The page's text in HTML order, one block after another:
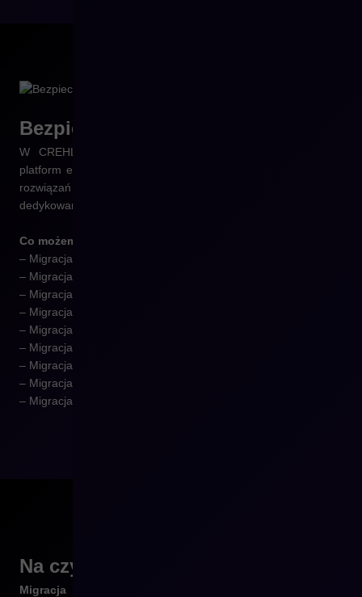
Bezpieczna
W CREHLER specjalizujemy się w migracjach z różnych
platform e-commerce do Shopware – zarówno z popularnych
rozwiązań SaaS, jak i systemów open-source czy platform
dedykowanych.
Co możemy dla Ciebie zrobić:
– Migracja z Magento do Shopware,
– Migracja z Woocommerce do Shopware,
– Migracja z Prestashop do Shopware,
– Migracja z Shoper do Shopware,
– Migracja z IdoSell do Shopware,
– Migracja z Shopify do Shopware,
– Migracja z Shoper do Shopware,
– Migracja z AtomStore do Shopware,
– Migracja z Virtuemart i wiele innych.
Na czym polega
Migracja danych